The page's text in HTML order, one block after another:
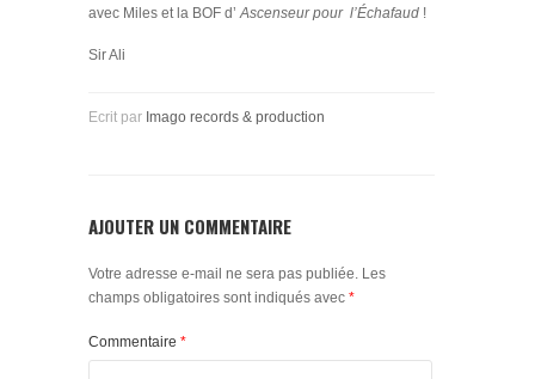
avec Miles et la BOF d’Ascenseur pour l’Échafaud !
Sir Ali
Ecrit par Imago records & production
AJOUTER UN COMMENTAIRE
Votre adresse e-mail ne sera pas publiée. Les
champs obligatoires sont indiqués avec *
Commentaire *